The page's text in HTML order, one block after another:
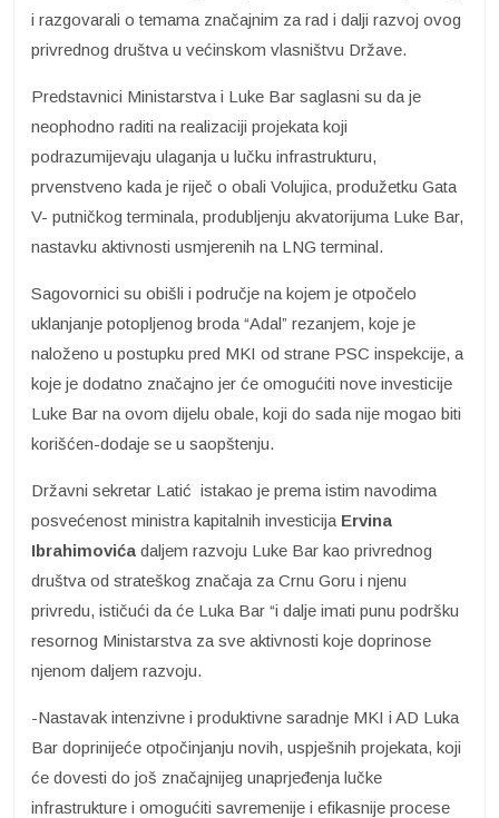
i razgovarali o temama značajnim za rad i dalji razvoj ovog
privrednog društva u većinskom vlasništvu Države.
Predstavnici Ministarstva i Luke Bar saglasni su da je
neophodno raditi na realizaciji projekata koji
podrazumijevaju ulaganja u lučku infrastrukturu,
prvenstveno kada je riječ o obali Volujica, produžetku Gata
V- putničkog terminala, produbljenju akvatorijuma Luke Bar,
nastavku aktivnosti usmjerenih na LNG terminal.
Sagovornici su obišli i područje na kojem je otpočelo
uklanjanje potopljenog broda “Adal” rezanjem, koje je
naloženo u postupku pred MKI od strane PSC inspekcije, a
koje je dodatno značajno jer će omogućiti nove investicije
Luke Bar na ovom dijelu obale, koji do sada nije mogao biti
korišćen-dodaje se u saopštenju.
Državni sekretar Latić istakao je prema istim navodima
posvećenost ministra kapitalnih investicija Ervina
Ibrahimovića daljem razvoju Luke Bar kao privrednog
društva od strateškog značaja za Crnu Goru i njenu
privredu, ističući da će Luka Bar “i dalje imati punu podršku
resornog Ministarstva za sve aktivnosti koje doprinose
njenom daljem razvoju.
-Nastavak intenzivne i produktivne saradnje MKI i AD Luka
Bar doprinijeće otpočinjanju novih, uspješnih projekata, koji
će dovesti do još značajnijeg unaprjeđenja lučke
infrastrukture i omogućiti savremenije i efikasnije procese